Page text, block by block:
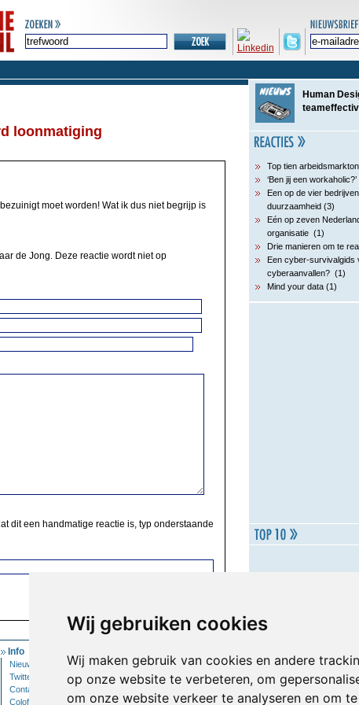
Wij gebruiken cookies
Wij maken gebruik van cookies en andere
op onze website te verbeteren, om
om onze website verkeer te analyseren en om
loonmatiging
moet worden! Wat ik dus niet begrijp is
de Jong. Deze reactie wordt niet op
dit een handmatige reactie is, typ onderstaande
Human
Top tien
‘Ben jij een workaholic?’
Een op de vier
duurzaamheid (3)
Eén op zeven
organisatie (1)
Drie manieren om te
Een cyber-survivalgids
cyberaanvallen? (1)
Mind your data (1)
Info
Nieuwsbrief
Twitter
Contact
Colofon
Inloggen